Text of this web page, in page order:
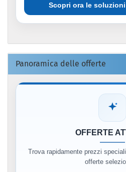
Scopri ora le
Panoramica delle offerte
OFFERTE
Trova rapidamente prezzi
offerte